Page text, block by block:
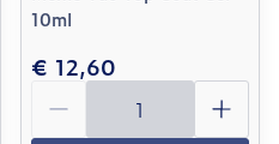
10ml
€ 12,60
Aantal